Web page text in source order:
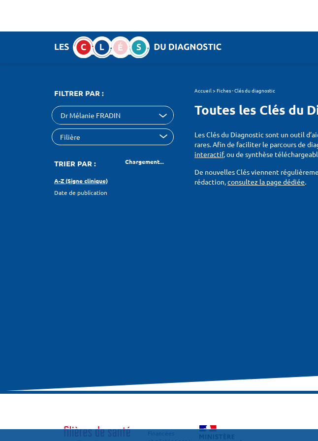
FILTRER PAR :
Dr Mélanie FRADIN
TRIER PAR : Chargement...
A-Z (Signe clinique)
Date de publication
Accueil>Fiches - Clés du diagnostic
Toutes les Clés du
Les Clés du Diagnostic sont un outil
rares. Afin de faciliter le parcours de
interactif, ou de synthèse
De nouvelles Clés viennent
rédaction,consultez la page dédiée.